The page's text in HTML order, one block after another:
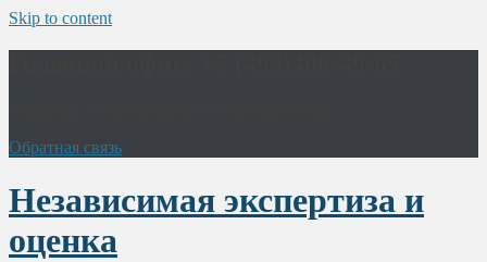
Skip to content
Обратная связь
Независимая экспертиза и
оценка